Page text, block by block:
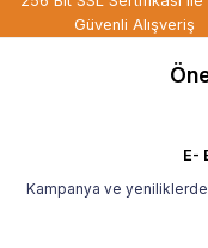
Güvenli Alışveriş
E-
Kampanya ve